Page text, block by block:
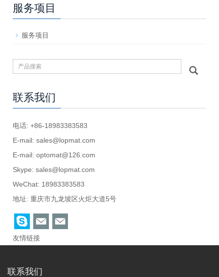
服务项目
服务项目
联系我们
电话: +86-18983383583
E-mail:sales@lopmat.com
E-mail:optomat@126.com
Skype:sales@lopmat.com
WeChat: 18983383583
地址: 重庆市九龙坡区火炬大道5号
友情链接
联系我们